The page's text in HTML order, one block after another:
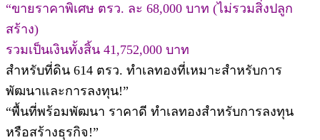
“ขายราคาพิเศษ ตรว. ละ 68,000 บาท (ไม่รวมสิ่งปลูก
สร้าง)
รวมเป็นเงินทั้งสิ้น 41,752,000 บาท
สำหรับที่ดิน 614 ตรว. ทำเลทองที่เหมาะสำหรับการ
พัฒนาและการลงทุน!”
“พื้นที่พร้อมพัฒนา ราคาดี ทำเลทองสำหรับการลงทุน
หรือสร้างธุรกิจ!”